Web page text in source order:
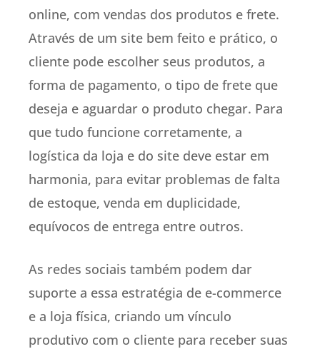
online, com vendas dos produtos e frete.
Através de um site bem feito e prático, o
cliente pode escolher seus produtos, a
forma de pagamento, o tipo de frete que
deseja e aguardar o produto chegar. Para
que tudo funcione corretamente, a
logística da loja e do site deve estar em
harmonia, para evitar problemas de falta
de estoque, venda em duplicidade,
equívocos de entrega entre outros.
As redes sociais também podem dar
suporte a essa estratégia de e-commerce
e a loja física, criando um vínculo
produtivo com o cliente para receber suas